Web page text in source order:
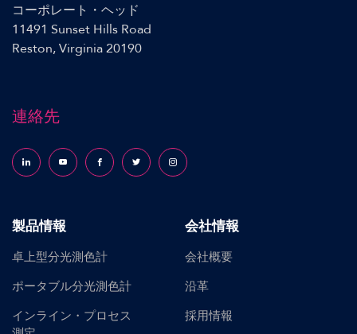
コーポレート・ヘッド
11491 Sunset Hills Road
Reston, Virginia 20190
連絡先
Follow us on LinkedInFollow us on YouTubeFollow us on Facebook
Follow us on X (formerly Twitter)
Follow us on Instagram
製品情報
卓上型分光測色計
ポータブル分光測色計
インライン・プロセス
会社情報
会社概要
沿革
採用情報